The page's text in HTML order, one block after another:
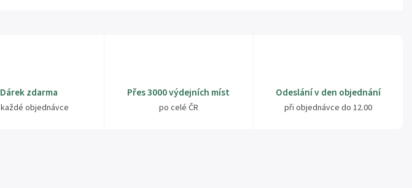
Dárek zdarma
objednávce
Přes 3000 výdejních míst
po celé ČR
Odeslání v den objednání
při objednávce do 12.00